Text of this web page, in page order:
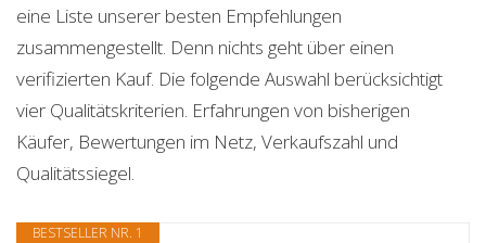
eine Liste unserer besten Empfehlungen
zusammengestellt. Denn nichts geht über einen
verifizierten Kauf. Die folgende Auswahl berücksichtigt
vier Qualitätskriterien. Erfahrungen von bisherigen
Käufer, Bewertungen im Netz, Verkaufszahl und
Qualitätssiegel.
BESTSELLER NR. 1